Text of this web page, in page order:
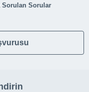
Sorulan Sorular